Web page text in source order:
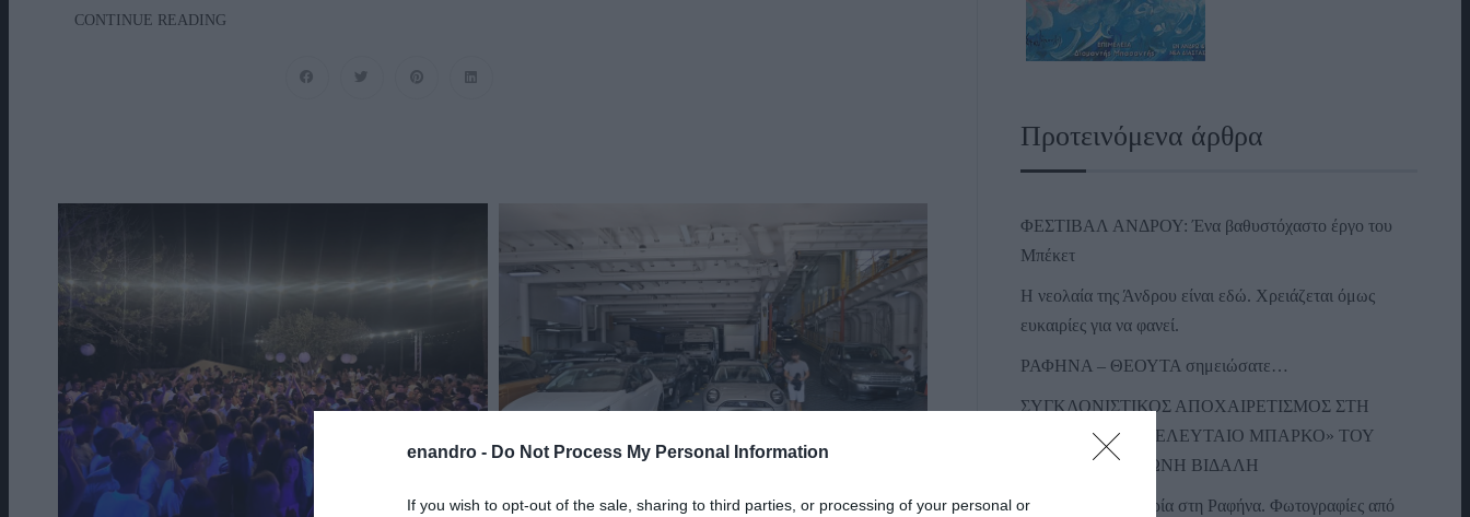
enandro - Do Not Process My Personal Information
If you wish to opt-out of the sale, sharing to third parties, or processing of your personal or
CONTINUE READING
Προτεινόμενα άρθρα
ΦΕΣΤΙΒΑΛ ΑΝΔΡΟΥ: Ένα βαθυστόχαστο έργο του
Μπέκετ
Η νεολαία της Άνδρου είναι εδώ. Χρειάζεται όμως
ευκαιρίες για να φανεί.
ΡΑΦΗΝΑ – ΘΕΟΥΤΑ σημειώσατε…
ΣΥΓΚΛΟΝΙΣΤΙΚΟΣ ΑΠΟΧΑΙΡΕΤΙΣΜΟΣ ΣΤΗ
ΡΑΦΗΝΑ ΣΤΟ «ΤΕΛΕΥΤΑΙΟ ΜΠΑΡΚΟ» ΤΟΥ
ΚΑΠΕΤΑΝ ΑΝΤΩΝΗ ΒΙΔΑΛΗ
Απαράδεκτη εμπειρία στη Ραφήνα. Φωτογραφίες από